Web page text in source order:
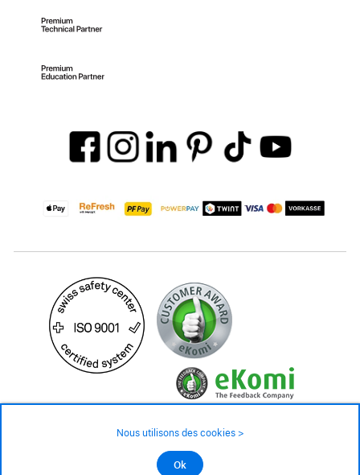
©2026 Tous droits réservés
Nous utilisons des cookies >
Ok